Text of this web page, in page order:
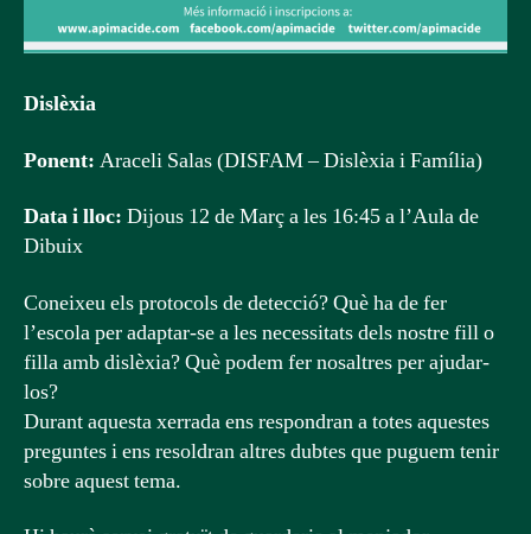
Dislèxia
Ponent: Araceli Salas (DISFAM – Dislèxia i Família)
Data i lloc: Dijous 12 de Març a les 16:45 a l’Aula de
Dibuix
Coneixeu els protocols de detecció? Què ha de fer
l’escola per adaptar-se a les necessitats dels nostre fill o
filla amb dislèxia? Què podem fer nosaltres per ajudar-
los?
Durant aquesta xerrada ens respondran a totes aquestes
preguntes i ens resoldran altres dubtes que puguem tenir
sobre aquest tema.